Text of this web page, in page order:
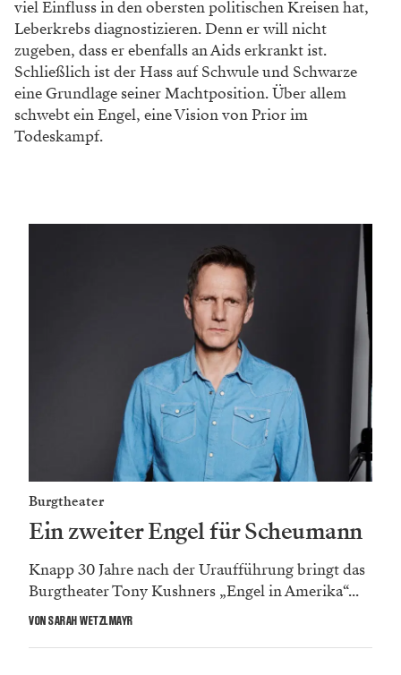
viel Einfluss in den obersten politischen Kreisen hat,
Leberkrebs diagnostizieren. Denn er will nicht
zugeben, dass er ebenfalls an Aids erkrankt ist.
Schließlich ist der Hass auf Schwule und Schwarze
eine Grundlage seiner Machtposition. Über allem
schwebt ein Engel, eine Vision von Prior im
Todeskampf.
Burgtheater
Ein zweiter Engel für Scheumann
Knapp 30 Jahre nach der Uraufführung bringt das
Burgtheater Tony Kushners „Engel in Amerika“...
VON SARAH WETZLMAYR